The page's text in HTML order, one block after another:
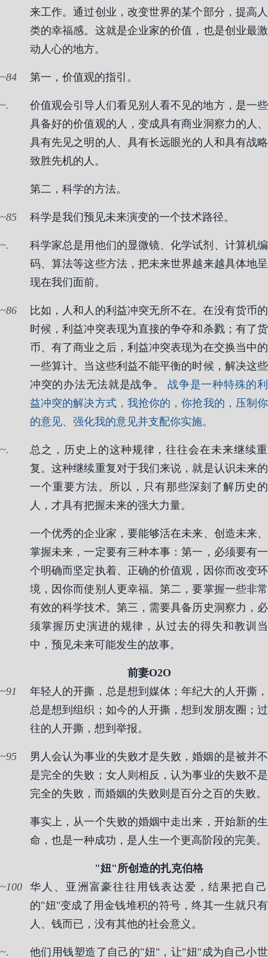
来工作。通过创业，改变世界的某个部分，提高人
类的幸福感。这就是企业家的价值，也是创业最激
动人心的地方。
84 第一，价值观的指引。
.
价值观会引导人们看见别人看不见的地方，是一些
具备好的价值观的人，变成具有商业洞察力的人、
具有先见之明的人、具有长远眼光的人和具有战略
致胜先机的人。
第二，科学的方法。
85 科学是我们预见未来演变的一个技术路径。
.
科学家总是用他们的显微镜、化学试剂、计算机编
码、算法等这些方法，把未来世界越来越具体地呈
现在我们面前。
86
比如，人和人的利益冲突无所不在。在没有货币的
时候，利益冲突表现为直接的争夺和杀戮；有了货
币、有了商业之后，利益冲突表现为在交换当中的
一些算计。当这些利益不能平衡的时候，解决这些
冲突的办法无法就是战争。战争是一种特殊的利
益冲突的解决方式，我抢你的，你抢我的，压制你
的意见、强化我的意见并支配你实施。
.
总之，历史上的这种规律，往往会在未来继续重
复。这种继续重复对于我们来说，就是认识未来的
一个重要方法。所以，只有那些深刻了解历史的
人，才具有把握未来的强大力量。
一个优秀的企业家，要能够活在未来、创造未来、
掌握未来，一定要有三种本事：第一，必须要有一
个明确而坚定执着、正确的价值观，因你而改变环
境，因你而使别人更幸福。第二，要掌握一些非常
有效的科学技术。第三，需要具备历史洞察力，必
须掌握历史演进的规律，从过去的得失和教训当
中，预见未来可能发生的故事。
前妻O2O
91
年轻人的开撕，总是想到媒体；年纪大的人开撕，
总是想到组织；如今的人开撕，想到发朋友圈；过
往的人开撕，想到举报。
95
男人会认为事业的失败才是失败，婚姻的是被并不
是完全的失败；女人则相反，认为事业的失败不是
完全的失败，而婚姻的失败则是百分之百的失败。
事实上，从一个失败的婚姻中走出来，开始新的生
命，也是一种成功，是人生一个更高阶段的完美。
"妞"所创造的扎克伯格
100
华人、亚洲富豪往往用钱表达爱，结果把自己
的"妞"变成了用金钱堆积的符号，终其一生就只有
人、钱而已，没有其他的社会意义。
. 他们用钱塑造了自己的"妞"，让"妞"成为自己小世